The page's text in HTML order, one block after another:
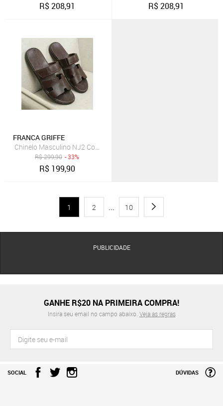
R$208,91 R$208,91
FRANCA GRIFFE
Chinelo Masculino NJ2 Couro Legítimo Anatômico Fivela Ajustável
R$299,90 - 33%
R$ 199,90
1 2 ... 10
PUBLICIDADE
GANHE R$20 NA PRIMEIRA COMPRA!
Insira seu email no campo abaixo. Veja as regras
SOCIAL DÚVIDAS